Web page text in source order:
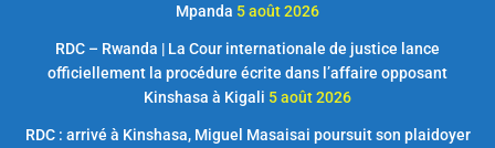
Mpanda 5 août 2026
RDC – Rwanda | La Cour internationale de justice lance
officiellement la procédure écrite dans l’affaire opposant
Kinshasa à Kigali 5 août 2026
RDC : arrivé à Kinshasa, Miguel Masaisai poursuit son plaidoyer